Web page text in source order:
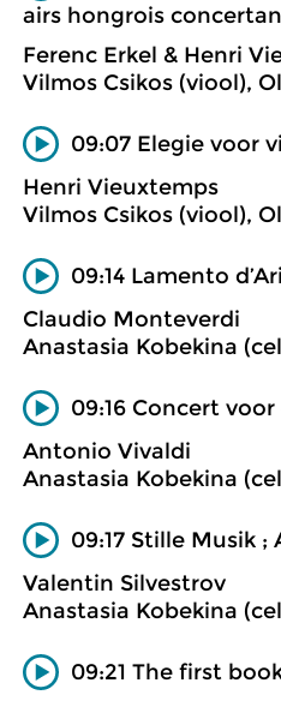
airs hongrois
Ferenc Erkel & Henri
Vilmos Csikos (viool),
09:07 Elegie voor
Henri Vieuxtemps
Vilmos Csikos (viool),
09:14 Lamento
Claudio Monteverdi
Anastasia Kobekina
09:16 Concert
Antonio Vivaldi
Anastasia Kobekina
09:17 Stille Musik ;
Valentin Silvestrov
Anastasia Kobekina
09:21 The first